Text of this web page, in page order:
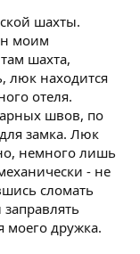
шахты.
моим
шахта,
люк находится
отеля.
швов, по
замка. Люк
немного лишь
- не
сломать
дружка.